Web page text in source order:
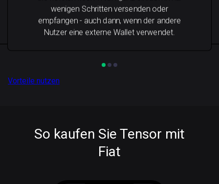
wenigen Schritten versenden oder
empfangen - auch dann, wenn der andere
Nutzer eine externe Wallet verwendet.
Vorteile nutzen
So kaufen Sie Tensor mit
Fiat